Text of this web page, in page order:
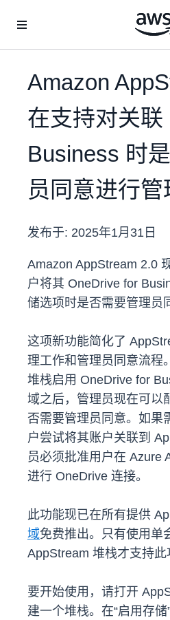
Amazon
在支持对关
Business 时
员同意进行管
发布于: 2025年1月31日
Amazon AppStream 2.0
户将其 OneDrive for
储选项时是否需要管理员
这项新功能简化了
理工作和管理员同意流程
堆栈启用 OneDrive for
域之后，管理员现在可以
否需要管理员同意。如果
户尝试将其账户关联到
员必须批准用户在 Azure
进行 OneDrive 连接。
此功能现已在所有提供
域免费推出。只有使用单
AppStream 堆栈才支持此
要开始使用，请打开
建一个堆栈。在“启用存储